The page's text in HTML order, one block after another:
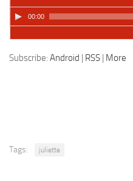
00:00
Subscribe: Android RSS More
Tags: juliette